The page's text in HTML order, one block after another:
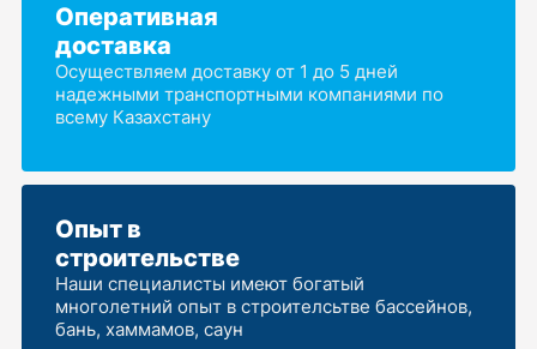
Оперативная
доставка
Осуществляем доставку от 1 до 5 дней
надежными транспортными компаниями по
всему Казахстану
Опыт в
строительстве
Наши специалисты имеют богатый
многолетний опыт в строителсьтве бассейнов,
бань, хаммамов, саун